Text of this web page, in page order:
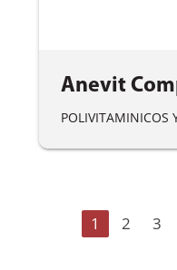
Anevit
POLIVITAMINICOS
1 2 3